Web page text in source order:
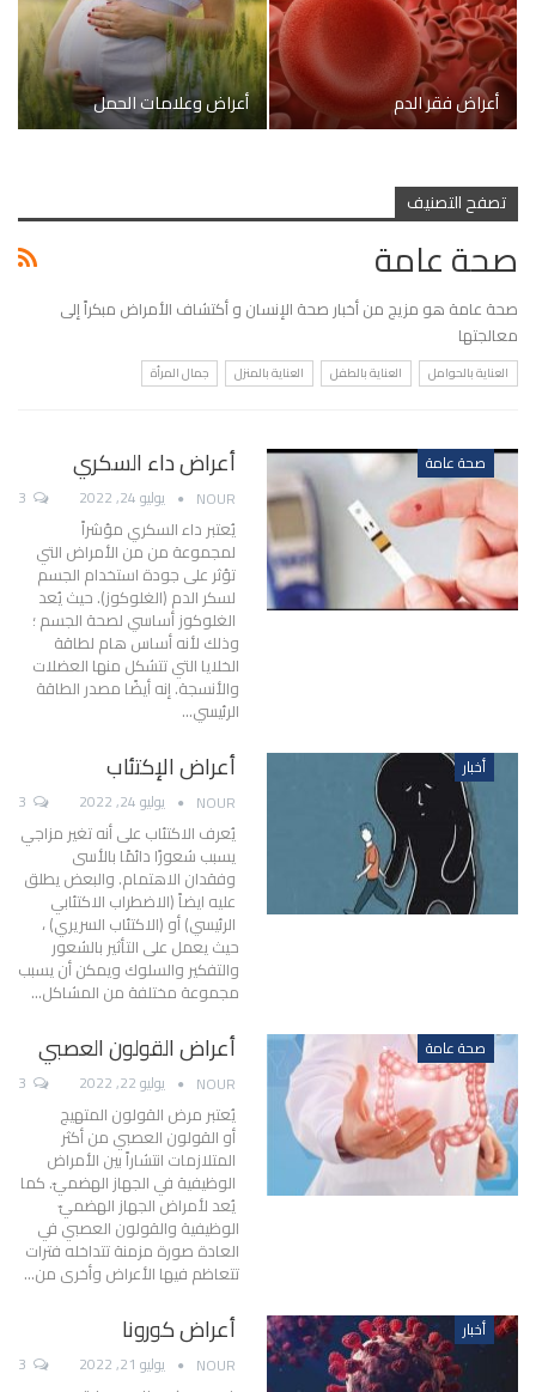
أعراض فقر الدم أعراض وعلامات الحمل
تصفح التصنيف
صحة عامة
صحة عامة هو مزيج من أخبار صحة الإنسان و أكتشاف الأمراض مبكراً إلى
معالجتها
العناية بالحوامل العناية بالطفل العناية بالمنزل جمال المرأة
صحة عامة أعراض داء السكري
NOUR يوليو 24, 2022
يُعتبر داء السكري مؤشراً
لمجموعة من من الأمراض التي
تؤثر على جودة استخدام الجسم
لسكر الدم (الغلوكوز). حيث يُعد
الغلوكوز أساسي لصحة الجسم ؛
وذلك لأنه أساس هام لطاقة
الخلايا التي تتشكل منها العضلات
والأنسجة. إنه أيضًا مصدر الطاقة
الرئيسي…
أخبار أعراض الإكتئاب
NOUR يوليو 24, 2022
يُعرف الاكتئاب على أنه تغير مزاجي
يسبب شعورًا دائمًا بالأسى
وفقدان الاهتمام. والبعض يطلق
عليه ايضاً (الاضطراب الاكتئابي
الرئيسي) أو (الاكتئاب السريري) ،
حيث يعمل على التأثير بالشعور
والتفكير والسلوك ويمكن أن يسبب
مجموعة مختلفة من المشاكل…
صحة عامة أعراض القولون العصبي
NOUR يوليو 22, 2022
يُعتبر مرض القولون المتهيج
أو القولون العصبي من أكثر
المتلازمات انتشاراً بين الأمراض
الوظيفية في الجهاز الهضميّ. كما
يُعد لأمراض الجهاز الهضميّ
الوظيفية والقولون العصبي في
العادة صورة مزمنة تتداخله فترات
تتعاظم فيها الأعراض وأخرى من…
أخبار أعراض كورونا
NOUR يوليو 21, 2022